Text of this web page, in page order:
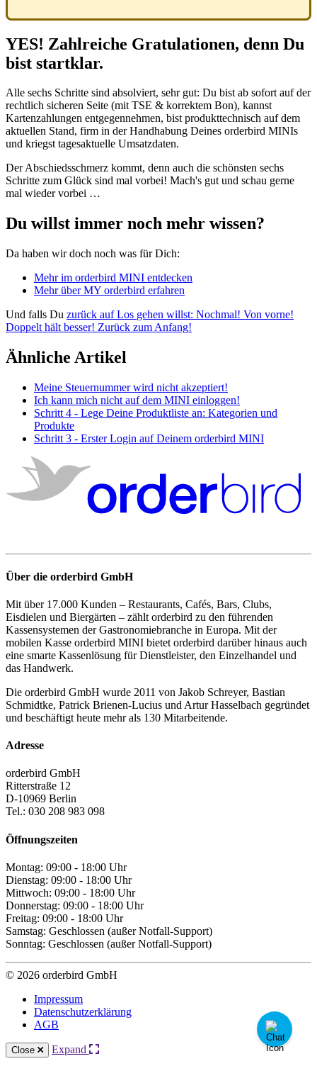
YES! Zahlreiche Gratulationen, denn Du
bist startklar.
Alle sechs Schritte sind absolviert, sehr gut: Du bist ab sofort auf der
rechtlich sicheren Seite (mit TSE & korrektem Bon), kannst
Kartenzahlungen entgegennehmen, bist produkttechnisch auf dem
aktuellen Stand, firm in der Handhabung Deines orderbird MINIs
und kriegst tagesaktuelle Umsatzdaten.
DerAbschiedsschmerz kommt, denn auch die schönsten sechs
Schritte zum Glück sind mal vorbei! Mach's gut und schau gerne
mal wieder vorbei …
Du willst immer noch mehr wissen?
Da haben wir doch noch was für Dich:
Mehr im orderbird MINI entdecken
Mehr über MY orderbird erfahren
Und falls Du zurück auf Los gehen willst: Nochmal! Von vorne!
Doppelt hält besser! Zurück zum Anfang!
Ähnliche Artikel
Meine Steuernummer wird nicht akzeptiert!
Ich kann mich nicht auf dem MINI einloggen!
Schritt 4 - Lege Deine Produktliste an: Kategorien und
Produkte
Schritt 3 - Erster Login auf Deinem orderbird MINI
Über die orderbird GmbH
Mit über 17.000 Kunden – Restaurants, Cafés, Bars, Clubs,
Eisdielen und Biergärten – zählt orderbird zu den führenden
Kassensystemen der Gastronomiebranche in Europa. Mit der
mobilen Kasse orderbird MINI bietet orderbird darüber hinaus auch
eine smarte Kassenlösung für Dienstleister, den Einzelhandel und
das Handwerk.
Die orderbird GmbH wurde 2011 von Jakob Schreyer, Bastian
Schmidtke, Patrick Brienen-Lucius und Artur Hasselbach gegründet
und beschäftigt heute mehr als 130 Mitarbeitende.
Adresse
orderbird GmbH
Ritterstraße 12
D-10969 Berlin
Tel.: 030 208 983 098
Öffnungszeiten
Montag: 09:00 - 18:00 Uhr
Dienstag: 09:00 - 18:00 Uhr
Mittwoch: 09:00 - 18:00 Uhr
Donnerstag: 09:00 - 18:00 Uhr
Freitag: 09:00 - 18:00 Uhr
Samstag: Geschlossen (außer Notfall-Support)
Sonntag: Geschlossen (außer Notfall-Support)
© 2026 orderbird GmbH
Impressum
Datenschutzerklärung
AGB
Close Expand